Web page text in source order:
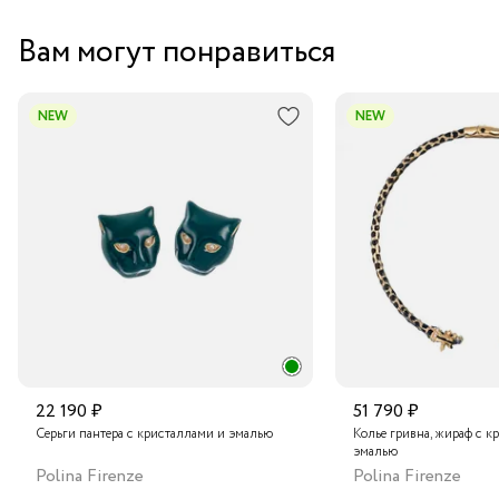
Вам могут понравиться
NEW
22 190 ₽
Серьги пантера с кристаллами и эмалью
Polina Firenze
NEW
51 790 ₽
Колье гривна, жираф с
эмалью
Polina Firenze